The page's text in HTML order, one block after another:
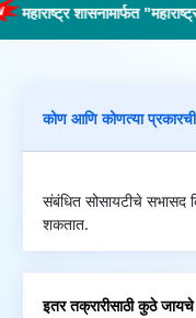
महाराष्ट्र शासनामार्फत
कोण आणि कोणत्या
संबंधित सोसायटीचे
शकतात.
इतर तक्रारीसाठी कुठे जायचे